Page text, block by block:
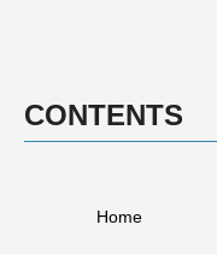
CONTENTS
Home